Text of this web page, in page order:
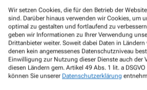
Wir setzen Cookies, die für den Betrieb der
sind. Darüber hinaus verwenden wir Cookies, um
optimal zu gestalten und fortlaufend zu
geben wir Informationen zu Ihrer Verwendung
Drittanbieter weiter. Soweit dabei Daten in
denen kein angemessenes Datenschutzniveau
Einwilligung zur Nutzung dieser Dienste auch der
diesen Ländern gem. Artikel 49 Abs. 1 lit. a
können Sie unserer Datenschutzerklärung
Anmessen